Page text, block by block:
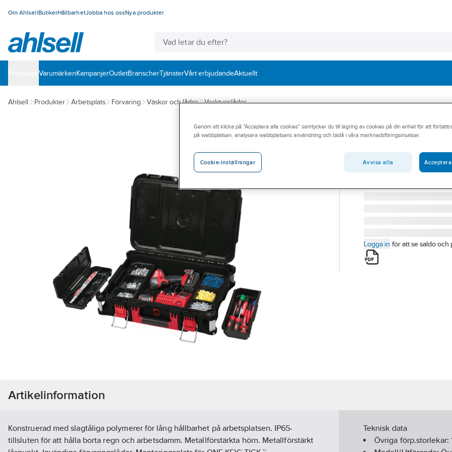
Om AhlsellButikerHållbarhetJobba hos ossNya produkter
VarumärkenKampanjerOutletBranscherTjänsterVårt erbjudandeAktuellt
Ahlsell Produkter Arbetsplats Förvaring Väskor och lådor Verktygslådor
MILWAUKEE
Verktygslåda
VERKTYGSLÅDA
Artikelnummer:
675387
4932464080
Logga in för att se saldo och
Artikelinformation
Konstruerad med slagtåliga polymerer för lång hållbarhet på arbetsplatsen. IP65-
tillsluten för att hålla borta regn och arbetsdamm. Metallförstärkta hörn. Metallförstärkt
Teknisk data
Övriga förp.storlekar:
Genom att klicka på "Acceptera alla cookies" samtycker du till lagring av cookies på din enhet för att
på webbplatsen, analysera webbplatsens användning och bistå i våra marknadsföringsinsatser.
Cookie-inställningar Avvisa alla